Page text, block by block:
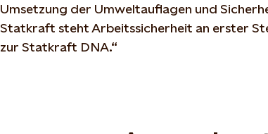
Umsetzung der Umweltauflagen und
Statkraft steht Arbeitssicherheit an erster
zur Statkraft DNA.“